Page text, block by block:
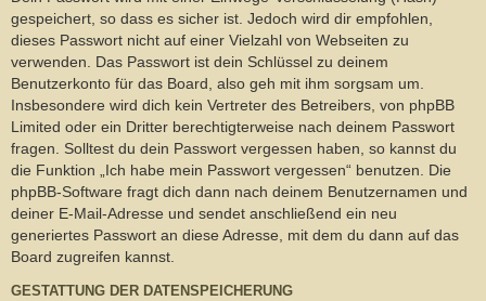
gespeichert, so dass es sicher ist. Jedoch wird dir empfohlen,
dieses Passwort nicht auf einer Vielzahl von Webseiten zu
verwenden. Das Passwort ist dein Schlüssel zu deinem
Benutzerkonto für das Board, also geh mit ihm sorgsam um.
Insbesondere wird dich kein Vertreter des Betreibers, von phpBB
Limited oder ein Dritter berechtigterweise nach deinem Passwort
fragen. Solltest du dein Passwort vergessen haben, so kannst du
die Funktion „Ich habe mein Passwort vergessen“ benutzen. Die
phpBB-Software fragt dich dann nach deinem Benutzernamen und
deiner E-Mail-Adresse und sendet anschließend ein neu
generiertes Passwort an diese Adresse, mit dem du dann auf das
Board zugreifen kannst.
GESTATTUNG DER DATENSPEICHERUNG